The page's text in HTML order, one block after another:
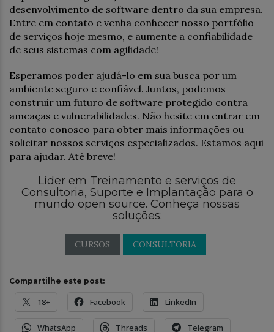
desenvolvimento de software dentro da sua empresa.
Entre em contato e venha conhecer nosso portfólio
de serviços hoje mesmo, e aumente a confiabilidade
de seus sistemas com agilidade!
Esperamos poder ajudá-lo em sua busca por um
ambiente seguro e confiável. Juntos, podemos
construir um futuro de software protegido contra
ameaças e vulnerabilidades. Não hesite em entrar em
contato conosco para obter mais informações ou
solicitar nossos serviços especializados. Estamos aqui
para ajudar. Até breve!
Líder em Treinamento e serviços de
Consultoria, Suporte e Implantação para o
mundo open source. Conheça nossas
soluções:
CURSOS CONSULTORIA
Compartilhe este post:
18+ Facebook LinkedIn
WhatsApp Threads Telegram